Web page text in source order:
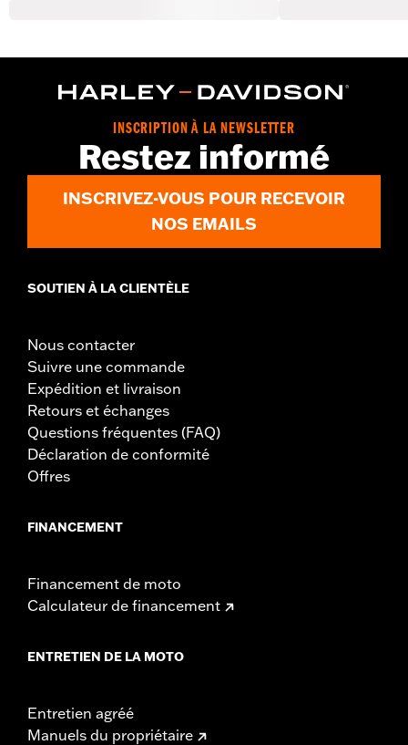
INSCRIPTION À LA NEWSLETTER
Restez informé
INSCRIVEZ-VOUS POUR RECEVOIR
NOS EMAILS
SOUTIEN À LA CLIENTÈLE
Nous contacter
Suivre une commande
Expédition et livraison
Retours et échanges
Questions fréquentes (FAQ)
Déclaration de conformité
Offres
FINANCEMENT
Financement de moto
Calculateur de financement
ENTRETIEN DE LA MOTO
Entretien agréé
Manuels du propriétaire